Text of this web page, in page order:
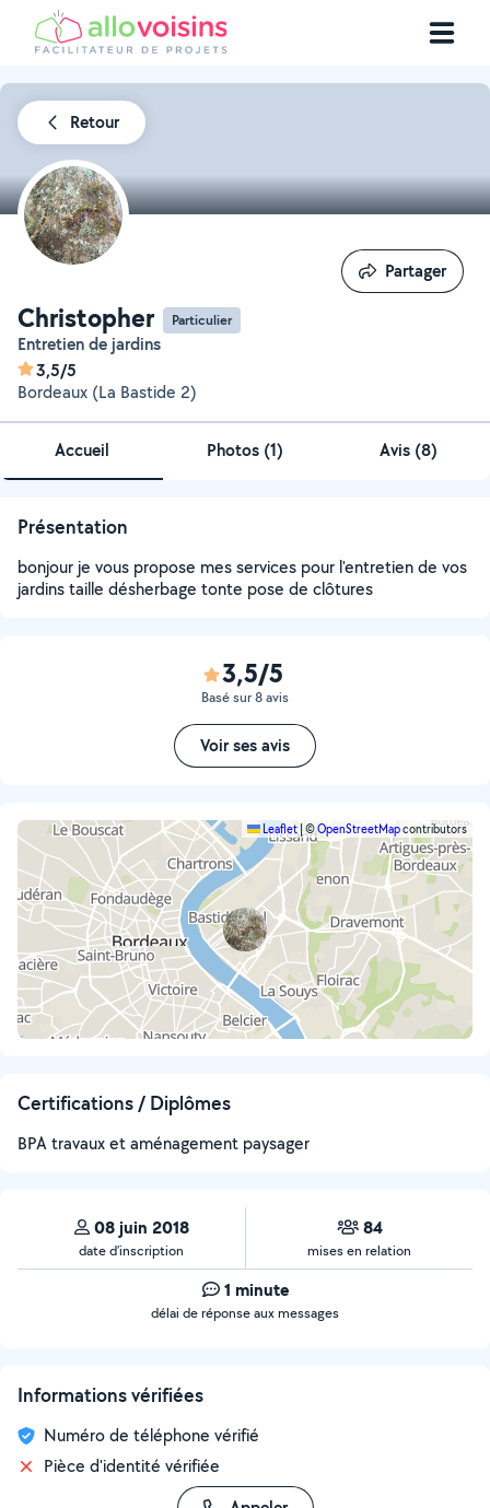
Retour
Christopher Particulier
Entretien de jardins
3,5/5
Bordeaux (La Bastide 2)
Partager
Partager
Accueil Photos (1) Avis (8)
Présentation
bonjour je vous propose mes services pour l'entretien de vos
jardins taille désherbage tonte pose de clôtures
3,5/5
Basé sur 8 avis
Voir ses avis
Leaflet|©OpenStreetMapcontributors
Certifications / Diplômes
BPA travaux et aménagement paysager
08 juin 2018
date d’inscription
84
mises en relation
1 minute
délai de réponse aux messages
Informations vérifiées
Numéro de téléphone vérifié
Pièce d'identité vérifiée